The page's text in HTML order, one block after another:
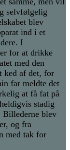
selvfølgelig
blev
ind i et
I
for at drikke
med den
ked af det, for
far meldte det
at få fat på
stadig
Billederne blev
og fra
med tak for